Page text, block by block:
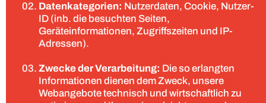
Datenkategorien: Nutzerdaten, Cookie, Nutzer-
ID (inb. die besuchten Seiten,
Geräteinformationen, Zugriffszeiten und IP-
Adressen).
Zwecke der Verarbeitung: Die so erlangten
Informationen dienen dem Zweck, unsere
Webangebote technisch und wirtschaftlich zu